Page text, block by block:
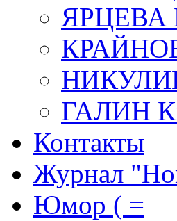
ЯРЦЕВА
ГАЛИН
Контакты
Журнал
Юмор ( =